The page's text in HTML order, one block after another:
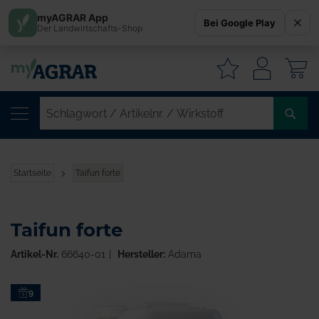
Startseite Taifun forte
Zum9
Taifun forte
Artikel-Nr. 66640-01 Hersteller:Adama
myAGRAR App
Der Landwirtschafts-Shop Bei Google Play